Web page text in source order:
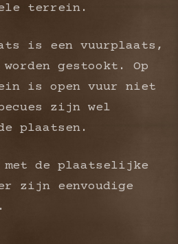
terrein.
is een vuurplaats,
gestookt. Op
is open vuur niet
zijn wel
plaatsen.
met de plaatselijke
zijn eenvoudige